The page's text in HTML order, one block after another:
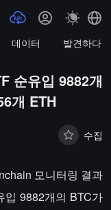
데이터 발견하다
순유입 9882개
개 ETH
수집
모니터링 결과
입 9882개의 BTC가